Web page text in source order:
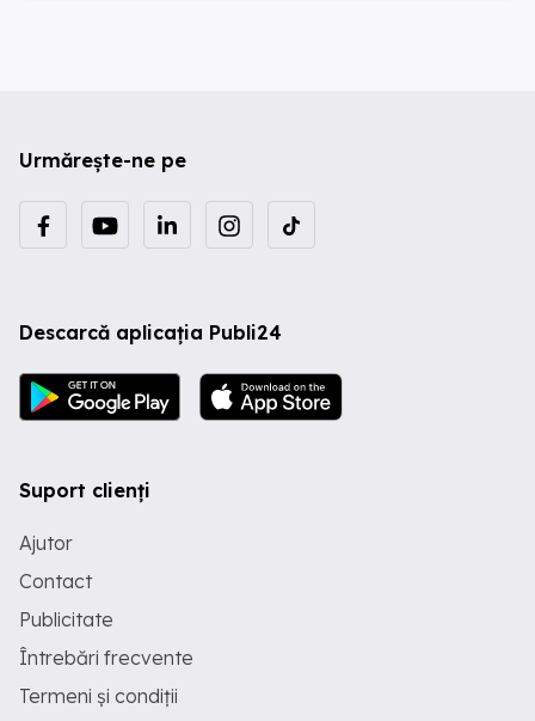
Urmărește-ne pe
Descarcă aplicația Publi24
Suport clienți
Ajutor
Contact
Publicitate
Întrebări frecvente
Termeni și condiții